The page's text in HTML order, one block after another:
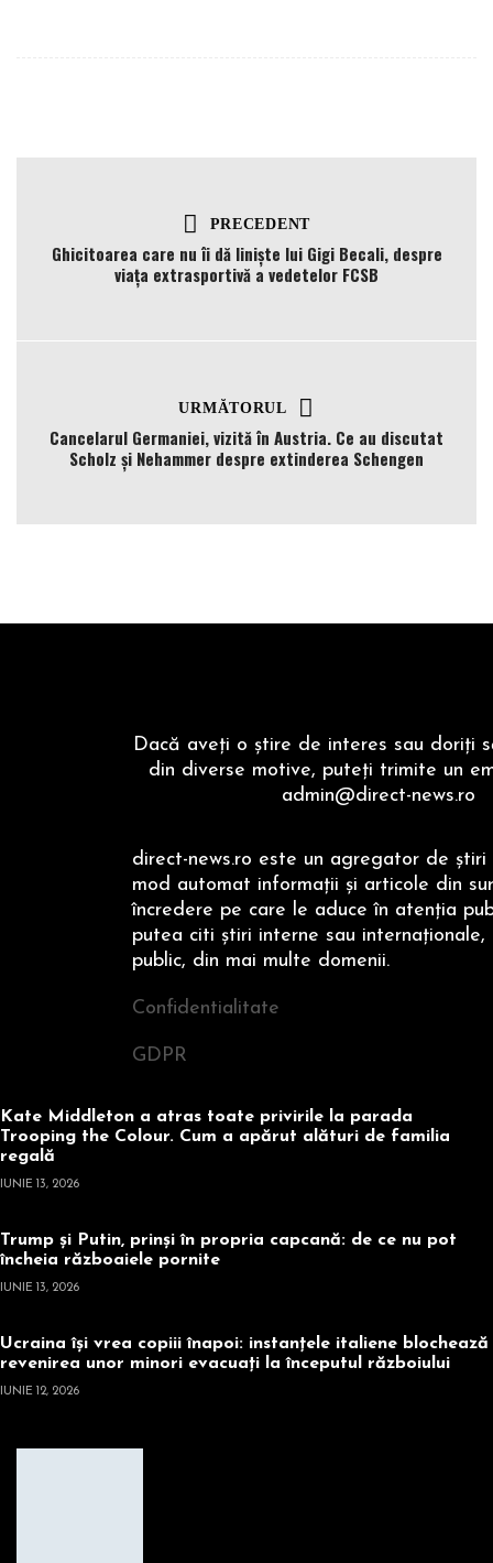
PRECEDENT
Ghicitoarea care nu îi dă liniște lui Gigi Becali, despre
viața extrasportivă a vedetelor FCSB
URMĂTORUL
Cancelarul Germaniei, vizită în Austria. Ce au discutat
Scholz și Nehammer despre extinderea Schengen
Dacă aveţi o ştire de interes sau doriţi
din diverse motive, puteţi trimite un
admin@direct-news.ro
direct-news.ro este un agregator de ştiri
mod automat informaţii şi articole din
încredere pe care le aduce în atenţia
putea citi ştiri interne sau internaţionale,
public, din mai multe domenii.
Confidentialitate
GDPR
Kate Middleton a atras toate privirile la parada
Trooping the Colour. Cum a apărut alături de familia
regală
IUNIE 13, 2026
Trump și Putin, prinși în propria capcană: de ce nu pot
încheia războaiele pornite
IUNIE 13, 2026
Ucraina își vrea copiii înapoi: instanțele italiene blochează
revenirea unor minori evacuați la începutul războiului
IUNIE 12, 2026